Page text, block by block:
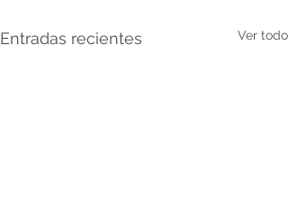
Entradas recientes Ver todo